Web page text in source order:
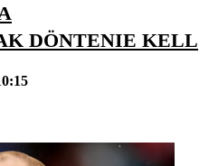
DÖNTENIE KELL